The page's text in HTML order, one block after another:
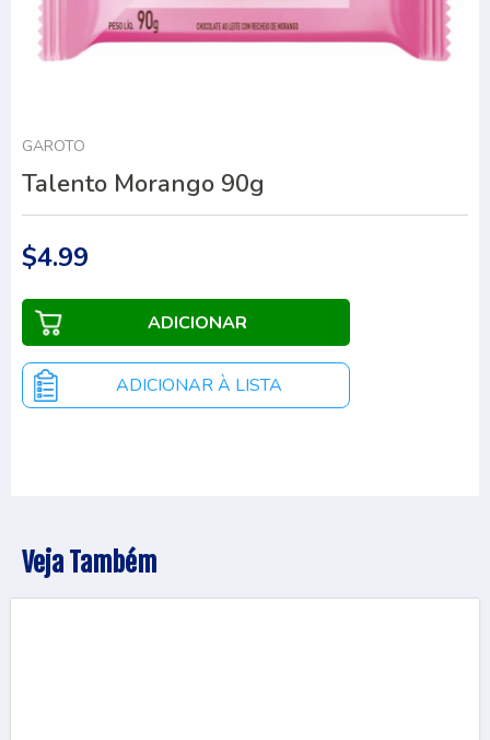
GAROTO
Talento Morango 90g
$4.99
Veja Também